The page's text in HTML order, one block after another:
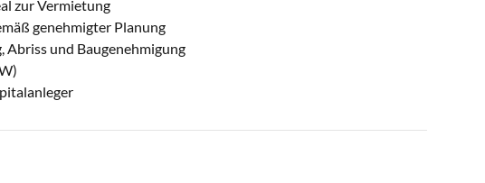
zur Vermietung
genehmigter Planung
Abriss und Baugenehmigung